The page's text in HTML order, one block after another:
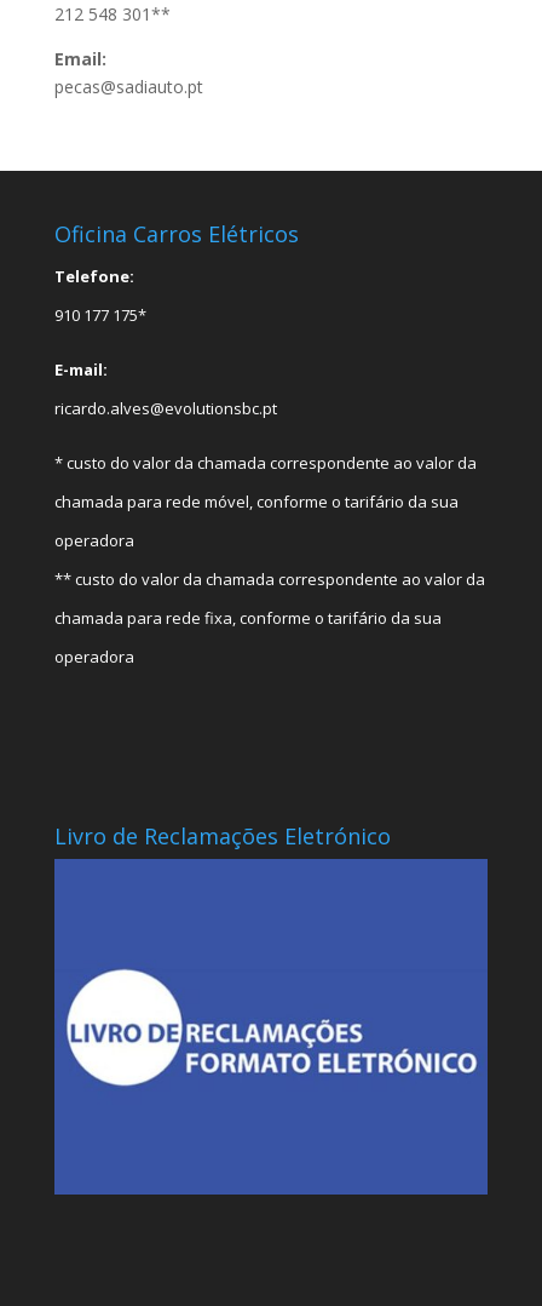
212 548 301**
Email:
pecas@sadiauto.pt
Oficina Carros Elétricos
Telefone:
910 177 175*
E-mail:
ricardo.alves@evolutionsbc.pt
* custo do valor da chamada correspondente ao valor da
chamada para rede móvel, conforme o tarifário da sua
operadora
** custo do valor da chamada correspondente ao valor da
chamada para rede fixa, conforme o tarifário da sua
operadora
Livro de Reclamações Eletrónico